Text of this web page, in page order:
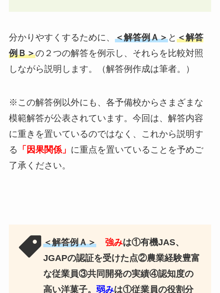
分かりやすくするために、 ＜解答例Ａ＞と ＜解答
例Ｂ＞の２つの解答を例示し、それらを比較対照
しながら説明します。（解答例作成は筆者。）
※この解答例以外にも、各予備校からさまざまな
模範解答が公表されています。今回は、解答内容
に重きを置いているのではなく、これから説明す
る 「因果関係」 に重点を置いていることを予めご
了承ください。
＜解答例Ａ＞ 強みは①有機JAS、
JGAPの認証を受けた点②農業経験豊富
な従業員③共同開発の実績④認知度の
高い洋菓子。 弱みは①従業員の役割分